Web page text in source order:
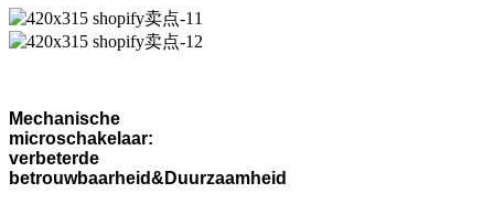
Mechanische
microschakelaar:
verbeterde
betrouwbaarheid& Duurzaamheid